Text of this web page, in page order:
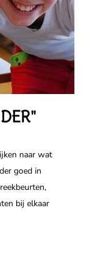
naar wat
goed in
bij elkaar